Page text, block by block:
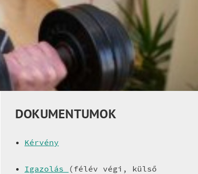
DOKUMENTUMOK
Kérvény
Igazolás
(félév végi, külső